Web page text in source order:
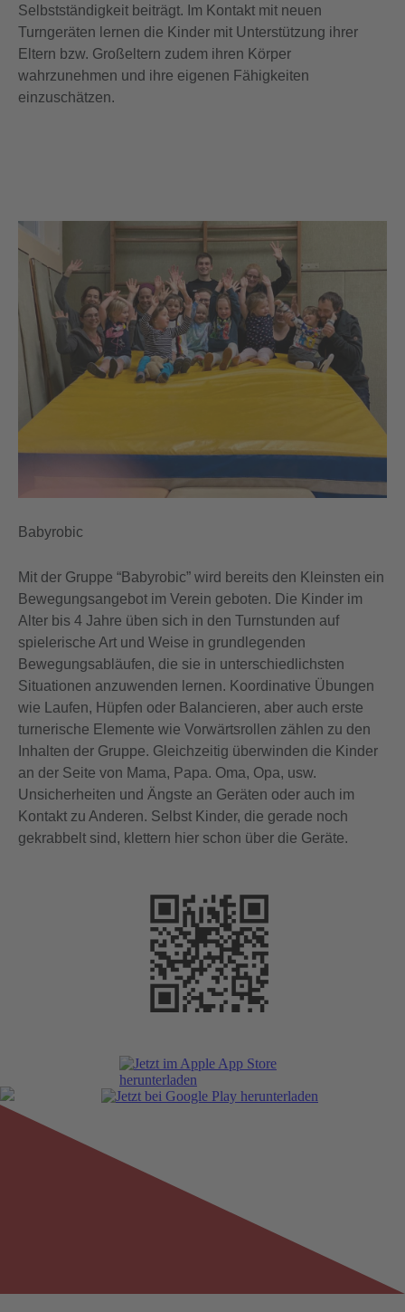
Selbstständigkeit beiträgt. Im Kontakt mit neuen
Turngeräten lernen die Kinder mit Unterstützung ihrer
Eltern bzw. Großeltern zudem ihren Körper
wahrzunehmen und ihre eigenen Fähigkeiten
einzuschätzen.
Babyrobic
Mit der Gruppe “Babyrobic” wird bereits den Kleinsten ein
Bewegungsangebot im Verein geboten. Die Kinder im
Alter bis 4 Jahre üben sich in den Turnstunden auf
spielerische Art und Weise in grundlegenden
Bewegungsabläufen, die sie in unterschiedlichsten
Situationen anzuwenden lernen. Koordinative Übungen
wie Laufen, Hüpfen oder Balancieren, aber auch erste
turnerische Elemente wie Vorwärtsrollen zählen zu den
Inhalten der Gruppe. Gleichzeitig überwinden die Kinder
an der Seite von Mama, Papa. Oma, Opa, usw.
Unsicherheiten und Ängste an Geräten oder auch im
Kontakt zu Anderen. Selbst Kinder, die gerade noch
gekrabbelt sind, klettern hier schon über die Geräte.